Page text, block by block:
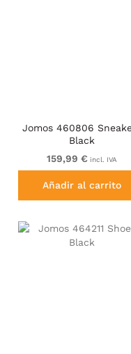
Jomos 460806
Black
159,99 € incl. IVA
Añadir al carrito